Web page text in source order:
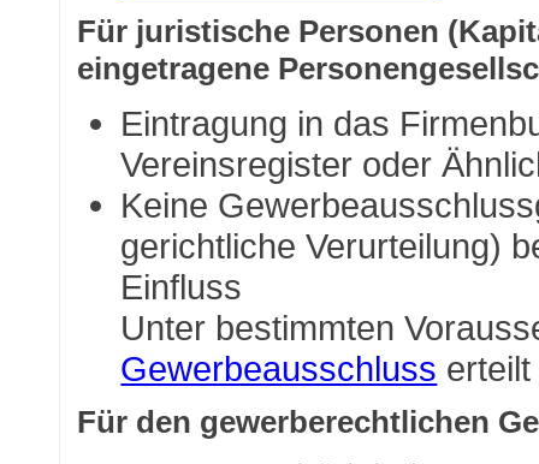
Für juristische Personen
eingetragene
Eintragung in das
Vereinsregister oder
Keine
gerichtliche Verurteilung)
Einfluss
Unter bestimmten
Gewerbeausschluss
Für den gewerberechtlichen